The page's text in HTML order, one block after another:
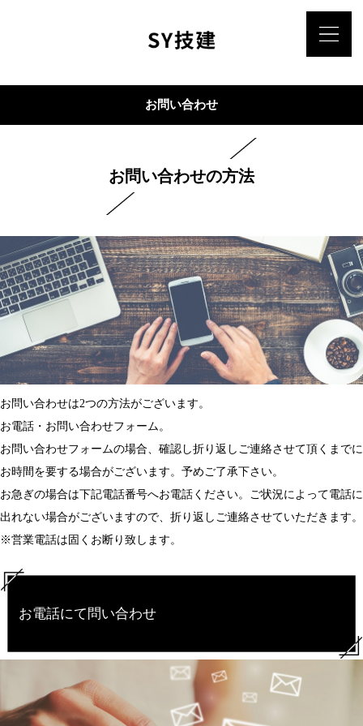
お問い合わせ
お問い合わせの方法
お問い合わせは2つの方法がございます。
お電話・お問い合わせフォーム。
お問い合わせフォームの場合、確認し折り返しご連絡させて頂くまでに
お時間を要する場合がございます。予めご了承下さい。
お急ぎの場合は下記電話番号へお電話ください。ご状況によって電話に
出れない場合がございますので、折り返しご連絡させていただきます。
※営業電話は固くお断り致します。
お電話にて問い合わせ